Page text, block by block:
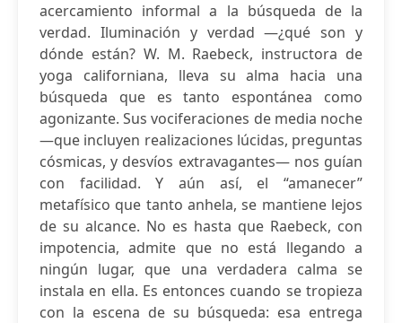
acercamiento informal a la búsqueda de la
verdad. Iluminación y verdad —¿qué son y
dónde están? W. M. Raebeck, instructora de
yoga californiana, lleva su alma hacia una
búsqueda que es tanto espontánea como
agonizante. Sus vociferaciones de media noche
—que incluyen realizaciones lúcidas, preguntas
cósmicas, y desvíos extravagantes— nos guían
con facilidad. Y aún así, el “amanecer”
metafísico que tanto anhela, se mantiene lejos
de su alcance. No es hasta que Raebeck, con
impotencia, admite que no está llegando a
ningún lugar, que una verdadera calma se
instala en ella. Es entonces cuando se tropieza
con la escena de su búsqueda: esa entrega